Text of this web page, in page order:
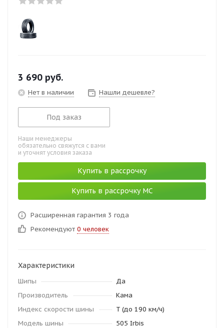
3 690 руб.
Нет в наличии Нашли дешевле?
Под заказ
Наши менеджеры
обязательно свяжутся с вами
и уточнят условия заказа
Купить в рассрочку
Купить в рассрочку МС
Расширенная гарантия 3 года
Рекомендуют 0 человек
Характеристики
Шипы
Да
Производитель
Кама
Индекс скорости шины
T (до 190 км/ч)
Модель шины
505 Irbis